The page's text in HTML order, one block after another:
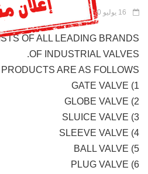
رقم
OF ALL LEADING BRANDS
OF INDUSTRIAL VALVES.
ARE AS FOLLOWS:-
1) GATE VALVE
2) GLOBE VALVE
3) SLUICE VALVE
4) SLEEVE VALVE
5) BALL VALVE
6) PLUG VALVE